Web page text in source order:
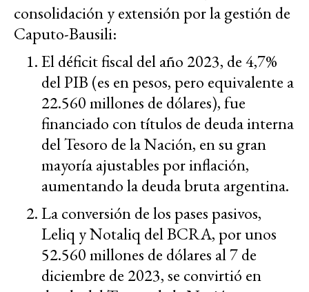
consolidación y extensión por la gestión de
Caputo-Bausili:
El déficit fiscal del año 2023, de 4,7%
del PIB (es en pesos, pero equivalente a
22.560 millones de dólares), fue
financiado con títulos de deuda interna
del Tesoro de la Nación, en su gran
mayoría ajustables por inflación,
aumentando la deuda bruta argentina.
La conversión de los pases pasivos,
Leliq y Notaliq del BCRA, por unos
52.560 millones de dólares al 7 de
diciembre de 2023, se convirtió en